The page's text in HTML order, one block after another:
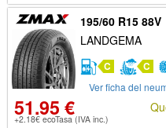
195/60 R15 88V
LANDGEMA
C C
Ver ficha del
51.95 €
+2.18€ ecoTasa (IVA inc.)